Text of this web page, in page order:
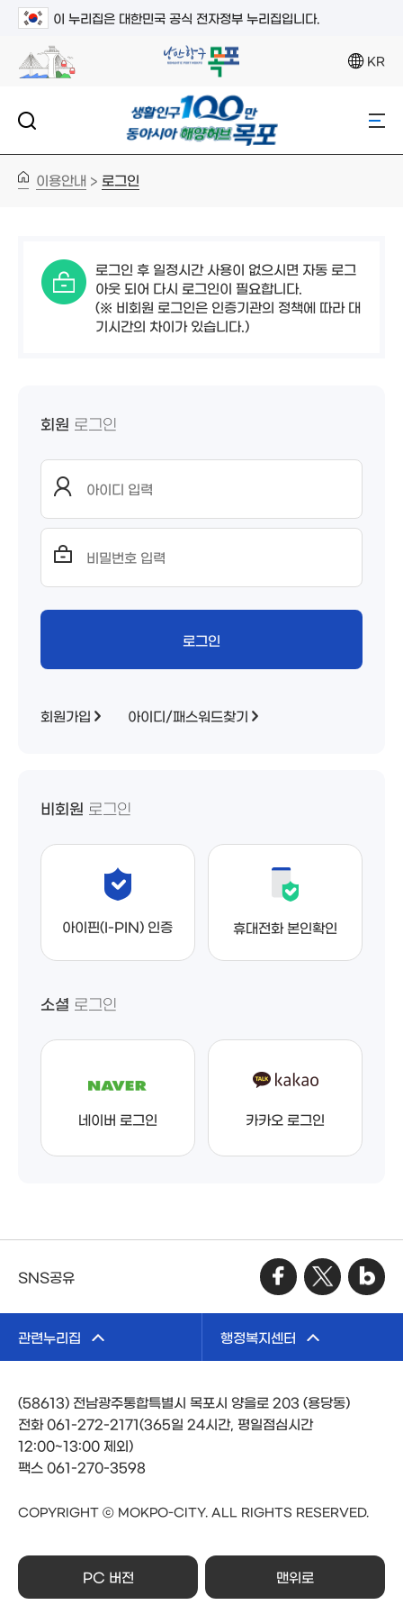
이 누리집은 대한민국 공식 전자정부 누리집입니다.
KR
이용안내 > 로그인
로그인 후 일정시간 사용이 없으시면 자동 로그
아웃 되어 다시 로그인이 필요합니다.
(※ 비회원 로그인은 인증기관의 정책에 따라 대
기시간의 차이가 있습니다.)
회원 로그인
회원가입 아이디/패스워드찾기
비회원 로그인
아이핀(I-PIN) 인증 휴대전화 본인확인
소셜 로그인
네이버 로그인 카카오 로그인
SNS공유
관련누리집 행정복지센터
(58613) 전남광주통합특별시 목포시 양을로 203 (용당동)
전화 061-272-2171(365일 24시간, 평일점심시간
12:00~13:00 제외)
팩스 061-270-3598
COPYRIGHT ⓒ MOKPO-CITY. ALL RIGHTS RESERVED.
PC 버전 맨위로